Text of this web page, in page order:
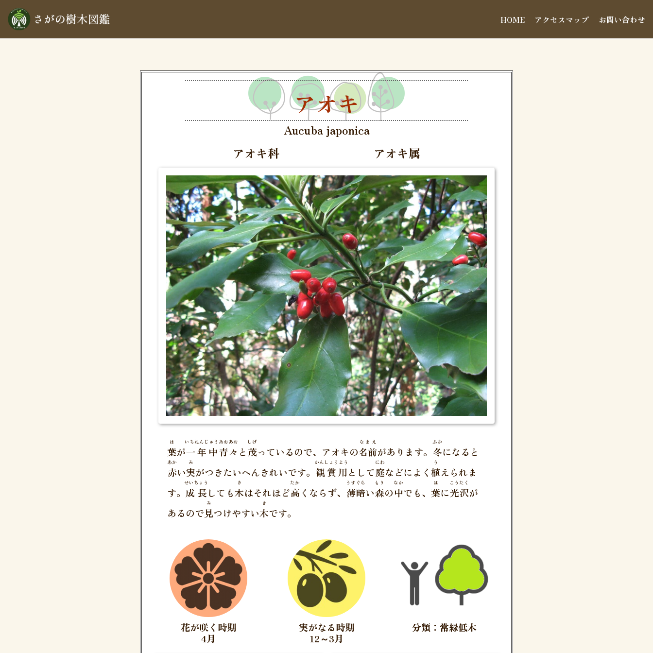
HOME アクセスマップ お問い合わせ
アオキ
Aucuba japonica
アオキ科
アオキ属
葉
は
が一年中
いちねんじゅう
青々
あおあお
と 茂
しげ
っているので、アオキの名前
なまえ
があります。 冬
ふゆ
になると
赤
あか
い実
み
がつきたいへんきれいです。 観賞用
かんしょうよう
として庭
にわ
などによく植
う
えられま
す。 成長
せいちょう
しても木
き
はそれほど高
たか
くならず、 薄暗
うすぐら
い森
もり
の中
なか
でも、 葉
は
に光沢
こうたく
が
あるので見
み
つけやすい木
き
です。
花が咲く時期
4月
実がなる時期
12～3月
分類：常緑低木